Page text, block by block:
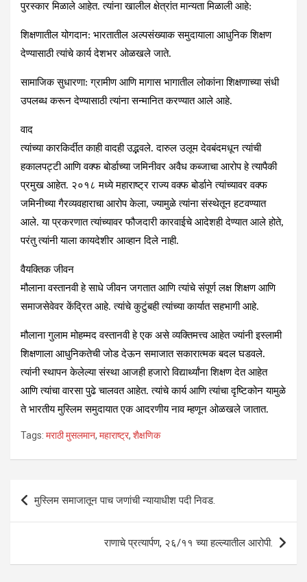
पुरस्कार मिळाले आहेत. त्यांना खालील क्षेत्रांत मान्यता मिळाली आहे:
शिक्षणातील योगदान: भारतातील अल्पसंख्याक समुदायाला आधुनिक शिक्षण
देण्यासाठी त्यांचे कार्य देशभर ओळखले जाते.
सामाजिक सुधारणा:ग्रामीण आणि मागास भागातील लोकांना शिक्षणाच्या संधी
उपलब्ध करून देण्यासाठी त्यांना सन्मानित करण्यात आले आहे.
वाद
त्यांच्या कारकिर्दीत काही वादही उद्भवले. दारुल उलूम देवबंदमधून त्यांची
हकालपट्टी आणि वक्फ बोर्डाच्या जमिनीवर अवैध कब्जाचा आरोप हे त्यापैकी
प्रमुख आहेत. २०१८ मध्ये महाराष्ट्र राज्य वक्फ बोर्डाने त्यांच्यावर वक्फ
जमिनीच्या गैरव्यवहाराचा आरोप केला, ज्यामुळे त्यांना संस्थेतून हटवण्यात
आले. या प्रकरणात त्यांच्यावर फौजदारी कारवाईचे आदेशही देण्यात आले होते,
परंतु त्यांनी याला कायदेशीर आव्हान दिले नाही.
वैयक्तिक जीवन
मौलाना वस्तानवी हे साधे जीवन जगतात आणि त्यांचे संपूर्ण लक्ष शिक्षण आणि
समाजसेवेवर केंद्रित आहे. त्यांचे कुटुंबही त्यांच्या कार्यात सहभागी आहे.
मौलाना गुलाम मोहम्मद वस्तानवी हे एक असे व्यक्तिमत्त्व आहेत ज्यांनी इस्लामी
शिक्षणाला आधुनिकतेची जोड देऊन समाजात सकारात्मक बदल घडवले.
त्यांनी स्थापन केलेल्या संस्था आजही हजारो विद्यार्थ्यांना शिक्षण देत आहेत
आणि त्यांचा वारसा पुढे चालवत आहेत. त्यांचे कार्य आणि त्यांचा दृष्टिकोन यामुळे
ते भारतीय मुस्लिम समुदायात एक आदरणीय नाव म्हणून ओळखले जातात.
Tags: मराठी मुसलमान, महाराष्ट्र, शैक्षणिक
navigation
मुस्लिम समाजातून पाच जणांची न्यायाधीश पदी निवड.
राणाचे प्रत्यार्पण, २६/११ च्या हल्ल्यातील आरोपी.